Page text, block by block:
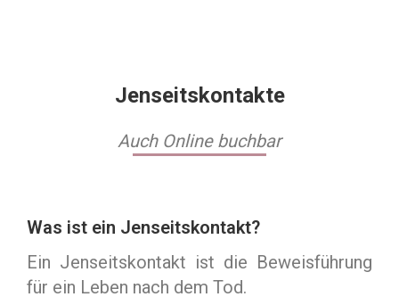
Jenseitskontakte
Auch Online buchbar
Was ist ein Jenseitskontakt?
Ein Jenseitskontakt ist die Beweisführung
für ein Leben nach dem Tod.